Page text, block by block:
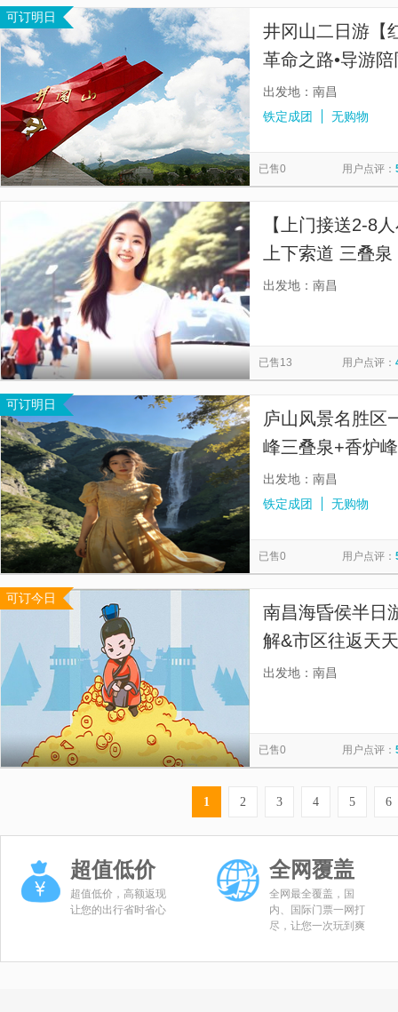
可订明日
井冈山二日游【
革命之路•导游
出发地：南昌
铁定成团
无购物
已售0 用户点评：
【上门接送2-8
上下索道 三叠
昌市酒店专车上
出发地：南昌
已售13 用户点评：
可订明日
庐山风景名胜区
峰三叠泉+香炉
+旅游车+旅游管
出发地：南昌
铁定成团
无购物
已售0 用户点评：
可订今日
南昌海昏侯半日
解&市区往返天
出发地：南昌
已售0 用户点评：
1 2 3 4 5 6
超值低价
超值低价，高额返现
让您的出行省时省心
全网覆盖
全网最全覆盖，国
内、国际门票一网打
尽，让您一次玩到爽